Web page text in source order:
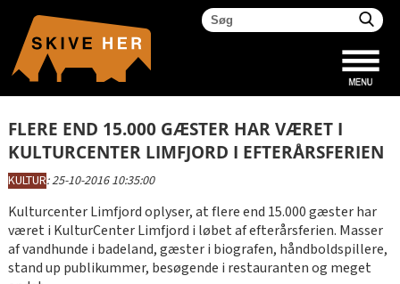
FLERE END 15.000 GÆSTER HAR VÆRET I
KULTURCENTER LIMFJORD I EFTERÅRSFERIEN
KULTUR:25-10-2016 10:35:00
Kulturcenter Limfjord oplyser, at flere end 15.000 gæster har
været i KulturCenter Limfjord i løbet af efterårsferien. Masser
af vandhunde i badeland, gæster i biografen, håndboldspillere,
stand up publikummer, besøgende i restauranten og meget